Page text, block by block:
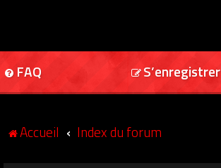
FAQ S’enregistrer
Accueil Index du forum